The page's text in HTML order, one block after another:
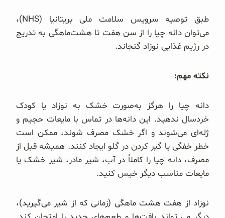
طبق توصیه‌ سرویس سلامت ملی بریتانیا (NHS)،
می‌توان دانه‌ چیا را از سن هفت تا هشت‌ماهگی به تدریج
در رژیم غذایی نوزاد گنجاند.
نکته مهم:
دانه چیا را هرگز به‌صورت خشک به نوزاد یا کودک
خردسال ندهید. این دانه‌ها در تماس با مایعات حجیم و
ژله‌ای می‌شوند و اگر خشک مصرف شوند، ممکن است
خطر خفگی یا گیر کردن در گلو ایجاد کنند. همیشه قبل از
مصرف، دانه چیا را کاملاً در آب، شیر مادر، شیر خشک یا
مایعات مناسب دیگر خیس کنید.
نوزاد از هفت هشت ماهگی (زمانی که از شیر می‌گیرید)،